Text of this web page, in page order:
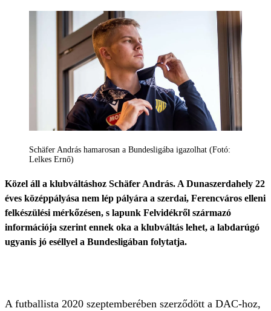
Schäfer András hamarosan a Bundesligába igazolhat (Fotó:
Lelkes Ernő)
Közel áll a klubváltáshoz Schäfer András. A Dunaszerdahely 22
éves középpályása nem lép pályára a szerdai, Ferencváros elleni
felkészülési mérkőzésen, s lapunk Felvidékről származó
információja szerint ennek oka a klubváltás lehet, a labdarúgó
ugyanis jó eséllyel a Bundesligában folytatja.
A futballista 2020 szeptemberében szerződött a DAC-hoz,